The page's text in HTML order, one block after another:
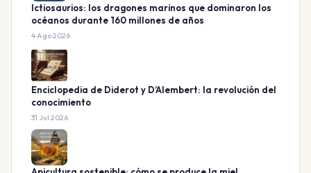
Ictiosaurios: los dragones marinos que dominaron los
océanos durante 160 millones de años
4 Ago 2026
Enciclopedia de Diderot y D’Alembert: la revolución del
conocimiento
31 Jul 2026